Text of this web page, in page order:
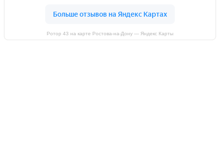
Ротор 43 на карте Ростова‑на‑Дону — Яндекс Карты